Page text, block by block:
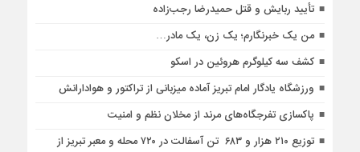
تأیید ربایش و قتل حمیدرضا رجب‌زاده
من یک خبرنگارم؛ یک زن، یک مادر…
کشف سه کیلوگرم هروئین در اسکو
ورزشگاه یادگار امام تبریز آماده میزبانی از تراکتور و هوادارانش
پاکسازی تفرجگاه‌های مرند از مخلان نظم و امنیت
توزیع ۲۱۰ هزار و ۶۸۳ تن آسفالت در ۷۲۰ محله و معبر تبریز از